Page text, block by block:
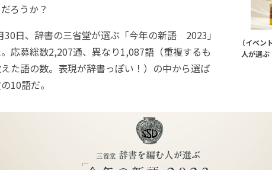
（イベ
人が選
ろうか？
日、辞書の三省堂が選ぶ「今年の新語 2023」
応募総数2,207通、異なり1,087語（重複するも
た語の数。表現が辞書っぽい！）の中から選ば
10語だ。